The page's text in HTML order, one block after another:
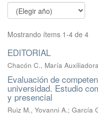
Mostrando ítems 1-4 de 4
EDITORIAL
Chacón C., María
Evaluación de
universidad. Estudio
y presencial
Ruiz M., Yovanni A.; García